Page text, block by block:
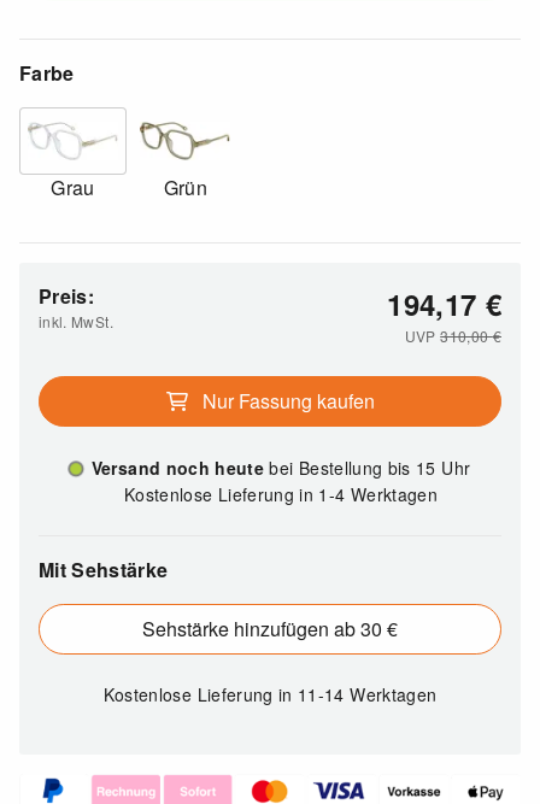
Farbe
Grau Grün
Preis:
inkl. MwSt. 194,17 €
UVP310,00€
Nur Fassung kaufen
Versand noch heutebei Bestellung bis 15 Uhr
Kostenlose Lieferung in 1-4 Werktagen
Mit Sehstärke
Sehstärke hinzufügen ab 30 €
Kostenlose Lieferungin 11-14 Werktagen